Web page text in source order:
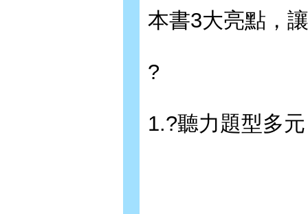
本書3大亮點，
?
1.?聽力題型多